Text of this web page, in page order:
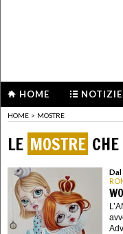
HOME NOTIZIE
HOME > MOSTRE
LE MOSTRE
Dal